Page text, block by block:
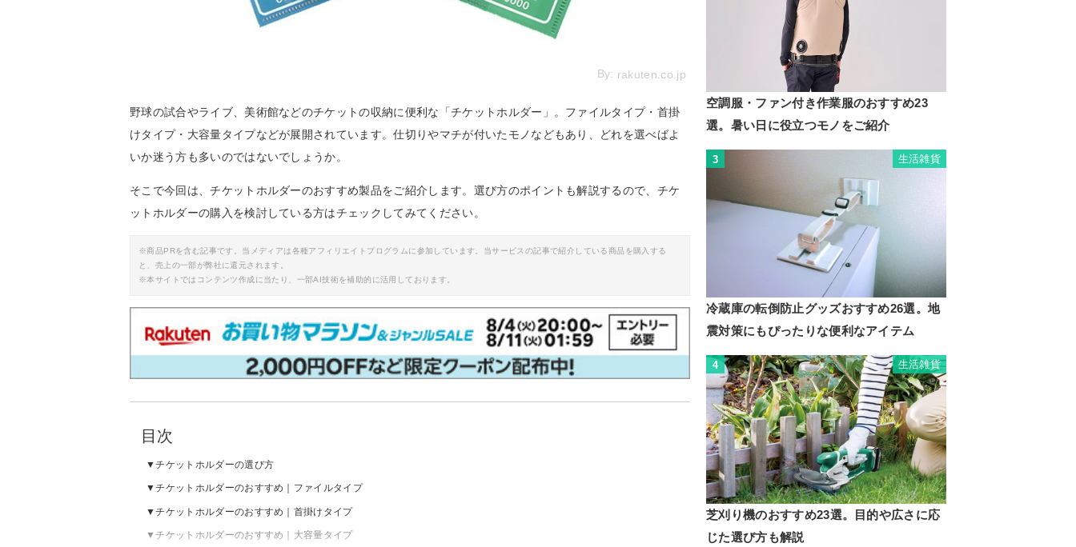
By: rakuten.co.jp
野球の試合やライブ、美術館などのチケットの収納に便利な「チケットホルダー」。ファイルタイプ・首掛
けタイプ・大容量タイプなどが展開されています。仕切りやマチが付いたモノなどもあり、どれを選べばよ
いか迷う方も多いのではないでしょうか。
そこで今回は、チケットホルダーのおすすめ製品をご紹介します。選び方のポイントも解説するので、チケ
ットホルダーの購入を検討している方はチェックしてみてください。
※商品PRを含む記事です。当メディアは各種アフィリエイトプログラムに参加しています。当サービスの記事で紹介している商品を購入する
と、売上の一部が弊社に還元されます。
※本サイトではコンテンツ作成に当たり、一部AI技術を補助的に活用しております。
目次
チケットホルダーの選び方
チケットホルダーのおすすめ｜ファイルタイプ
チケットホルダーのおすすめ｜首掛けタイプ
チケットホルダーのおすすめ｜大容量タイプ
空調服・ファン付き作業服のおすすめ23
選。暑い日に役立つモノをご紹介
3 生活雑貨
冷蔵庫の転倒防止グッズおすすめ26選。地
震対策にもぴったりな便利なアイテム
4 生活雑貨
芝刈り機のおすすめ23選。目的や広さに応
じた選び方も解説